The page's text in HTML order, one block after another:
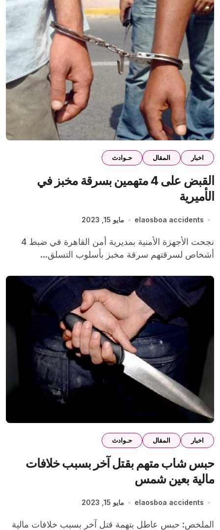
اخبار المقال حـوادث
القبض على 4 متهمين بسرقة مخبز في
الأميرية
elaosboa accidents مايو 15, 2023
نجحت الأجهزة الأمنية بمديرية أمن القاهرة في ضبط 4
أشخاص لسرقتهم سرقة مخبز بأسلوب التسلق...
اخبار المقال حـوادث
حبس شاب متهم بقتل آخر بسبب خلافات
مالية بعين شمس
elaosboa accidents مايو 15, 2023
الملخص: حبس عاطل بتهمة قتل آخر بسبب خلافات مالية